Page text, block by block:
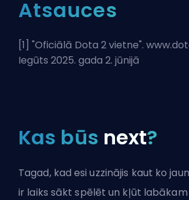
Atsauces
[1] "Oficiālā Dota 2 vietne".
Iegūts 2025. gada 2. jūnijā
Kas būs next?
Tagad, kad esi uzzinājis kaut ko
ir laiks sākt spēlēt un kļūt labākam